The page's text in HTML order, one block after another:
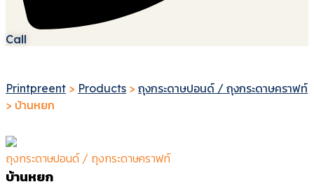
Call
Printpreent > Products > ถุงกระดาษปอนด์ / ถุงกระดาษคราฟท์
> บ้านหยก
ถุงกระดาษปอนด์ / ถุงกระดาษคราฟท์
บ้านหยก